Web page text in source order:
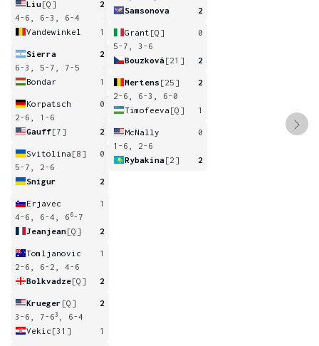
Liu[Q]
2
4-6, 6-3, 6-4
Vandewinkel
1
Sierra
2
6-3, 5-7, 7-5
Bondar
1
Korpatsch
0
2-6, 1-6
Gauff[7] 2
Svitolina [8]
0
5-7, 2-6
Snigur
2
Erjavec
1
4-6, 6-4, 6 6-7
Jeanjean[Q] 2
Tomljanovic
1
2-6, 6-2, 4-6
Bolkvadze[Q] 2
Krueger [Q]
2
3-6, 7-63
, 6-4
Vekic [31] 1
Samsonova
2
Grant [Q]
0
5-7, 3-6
Bouzková[21] 2
Mertens [25]
2
2-6, 6-3, 6-0
Timofeeva [Q] 1
McNally
0
1-6, 2-6
Rybakina[2] 2